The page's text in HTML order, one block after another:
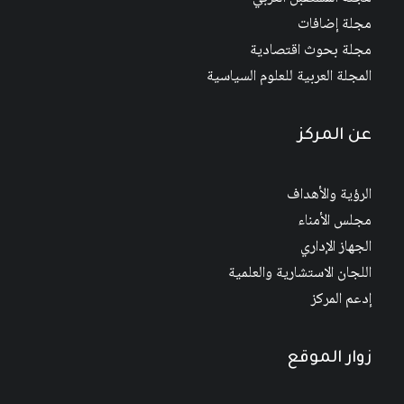
مجلة إضافات
مجلة بحوث اقتصادية
المجلة العربية للعلوم السياسية
عن المركز
الرؤية والأهداف
مجلس الأمناء
الجهاز الإداري
اللجان الاستشارية والعلمية
إدعم المركز
زوار الموقع